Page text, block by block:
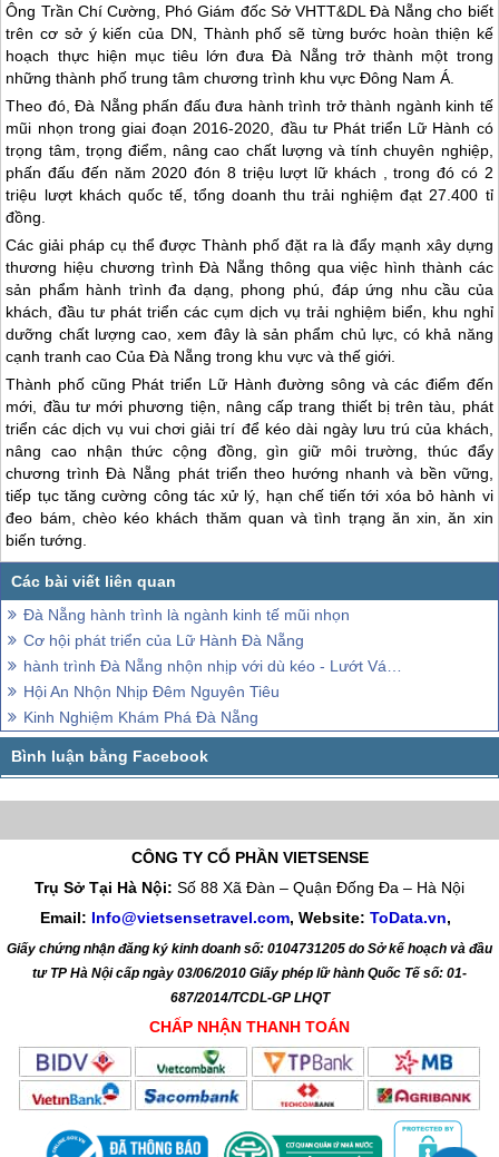
Ông Trần Chí Cường, Phó Giám đốc Sở VHTT&DLĐà Nẵng cho biết
trên cơ sở ý kiến của DN, Thành phố sẽ từng bước hoàn thiện kế
hoạch thực hiện mục tiêu lớn đưaĐà Nẵng trở thành một trong
những thành phố trung tâm chương trình khu vực Đông Nam Á.
Theo đó,Đà Nẵng phấn đấu đưa hành trình trở thành ngành kinh tế
mũi nhọn trong giai đoạn 2016-2020, đầu tư Phát triển Lữ Hành có
trọng tâm, trọng điểm, nâng cao chất lượng và tính chuyên nghiệp,
phấn đấu đến năm 2020 đón 8 triệu lượt lữ khách , trong đó có 2
triệu lượt khách quốc tế, tổng doanh thu trải nghiệm đạt 27.400 tỉ
đồng.
Các giải pháp cụ thể được Thành phố đặt ra là đẩy mạnh xây dựng
thương hiệu chương trìnhĐà Nẵng thông qua việc hình thành các
sản phẩm hành trình đa dạng, phong phú, đáp ứng nhu cầu của
khách, đầu tư phát triển các cụm dịch vụ trải nghiệm biển, khu nghỉ
dưỡng chất lượng cao, xem đây là sản phẩm chủ lực, có khả năng
cạnh tranh cao CủaĐà Nẵng trong khu vực và thế giới.
Thành phố cũng Phát triển Lữ Hành đường sông và các điểm đến
mới, đầu tư mới phương tiện, nâng cấp trang thiết bị trên tàu, phát
triển các dịch vụ vui chơi giải trí để kéo dài ngày lưu trú của khách,
nâng cao nhận thức cộng đồng, gìn giữ môi trường, thúc đẩy
chương trìnhĐà Nẵng phát triển theo hướng nhanh và bền vững,
tiếp tục tăng cường công tác xử lý, hạn chế tiến tới xóa bỏ hành vi
đeo bám, chèo kéo khách thăm quan và tình trạng ăn xin, ăn xin
biến tướng.
Đà Nẵng hành trình là ngành kinh tế mũi nhọn
Cơ hội phát triển của Lữ Hành Đà Nẵng
hành trình Đà Nẵng nhộn nhịp với dù kéo - Lướt Ván bên sông Hàn
Hội An Nhộn Nhịp Đêm Nguyên Tiêu
Kinh Nghiệm Khám Phá Đà Nẵng
CÔNG TY CỔ PHẦN VIETSENSE
Trụ Sở Tại Hà Nội: Số 88 Xã Đàn – Quận Đống Đa – Hà Nội
Email: Info@vietsensetravel.com, Website: ToData.vn,
Giấy chứng nhận đăng ký kinh doanh số: 0104731205 do Sở kế hoạch và đầu
tư TP Hà Nội cấp ngày 03/06/2010 Giấy phép lữ hành Quốc Tế số: 01-
687/2014/TCDL-GP LHQT
CHẤP NHẬN THANH TOÁN